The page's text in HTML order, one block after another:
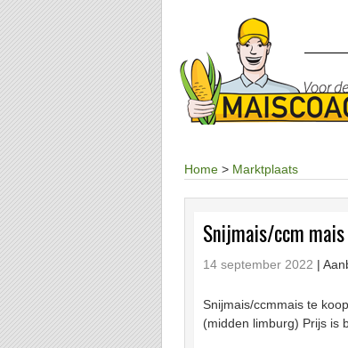
Home > Marktplaats
Snijmais/ccm
14 september 2022 |
Snijmais/ccmmais te
(midden limburg) Prijs is